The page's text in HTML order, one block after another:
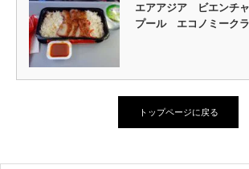
エアアジア ビエンチ
プール エコノミーク
トップページに戻る